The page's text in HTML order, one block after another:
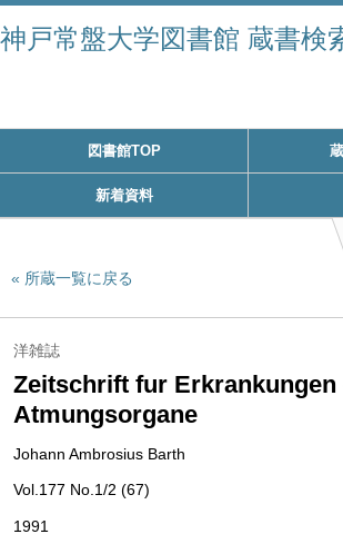
神戸常盤大学図書館 蔵書検
図書館TOP
新着資料
所蔵一覧に戻る
洋雑誌
Zeitschrift fur Erkrankungen
Atmungsorgane
Johann Ambrosius Barth
Vol.177 No.1/2 (67)
1991